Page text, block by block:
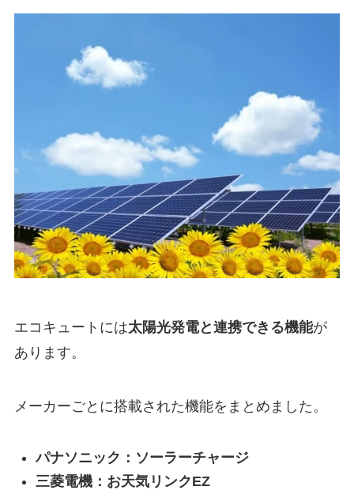
エコキュートには太陽光発電と連携できる機能が
あります。
メーカーごとに搭載された機能をまとめました。
パナソニック：ソーラーチャージ
三菱電機：お天気リンクEZ